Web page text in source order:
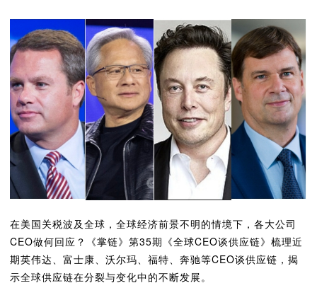
在美国关税波及全球，全球经济前景不明的情境下，各大公司
CEO做何回应？《掌链》第35期《全球CEO谈供应链》梳理近
期英伟达、富士康、沃尔玛、福特、奔驰等CEO谈供应链，揭
示全球供应链在分裂与变化中的不断发展。